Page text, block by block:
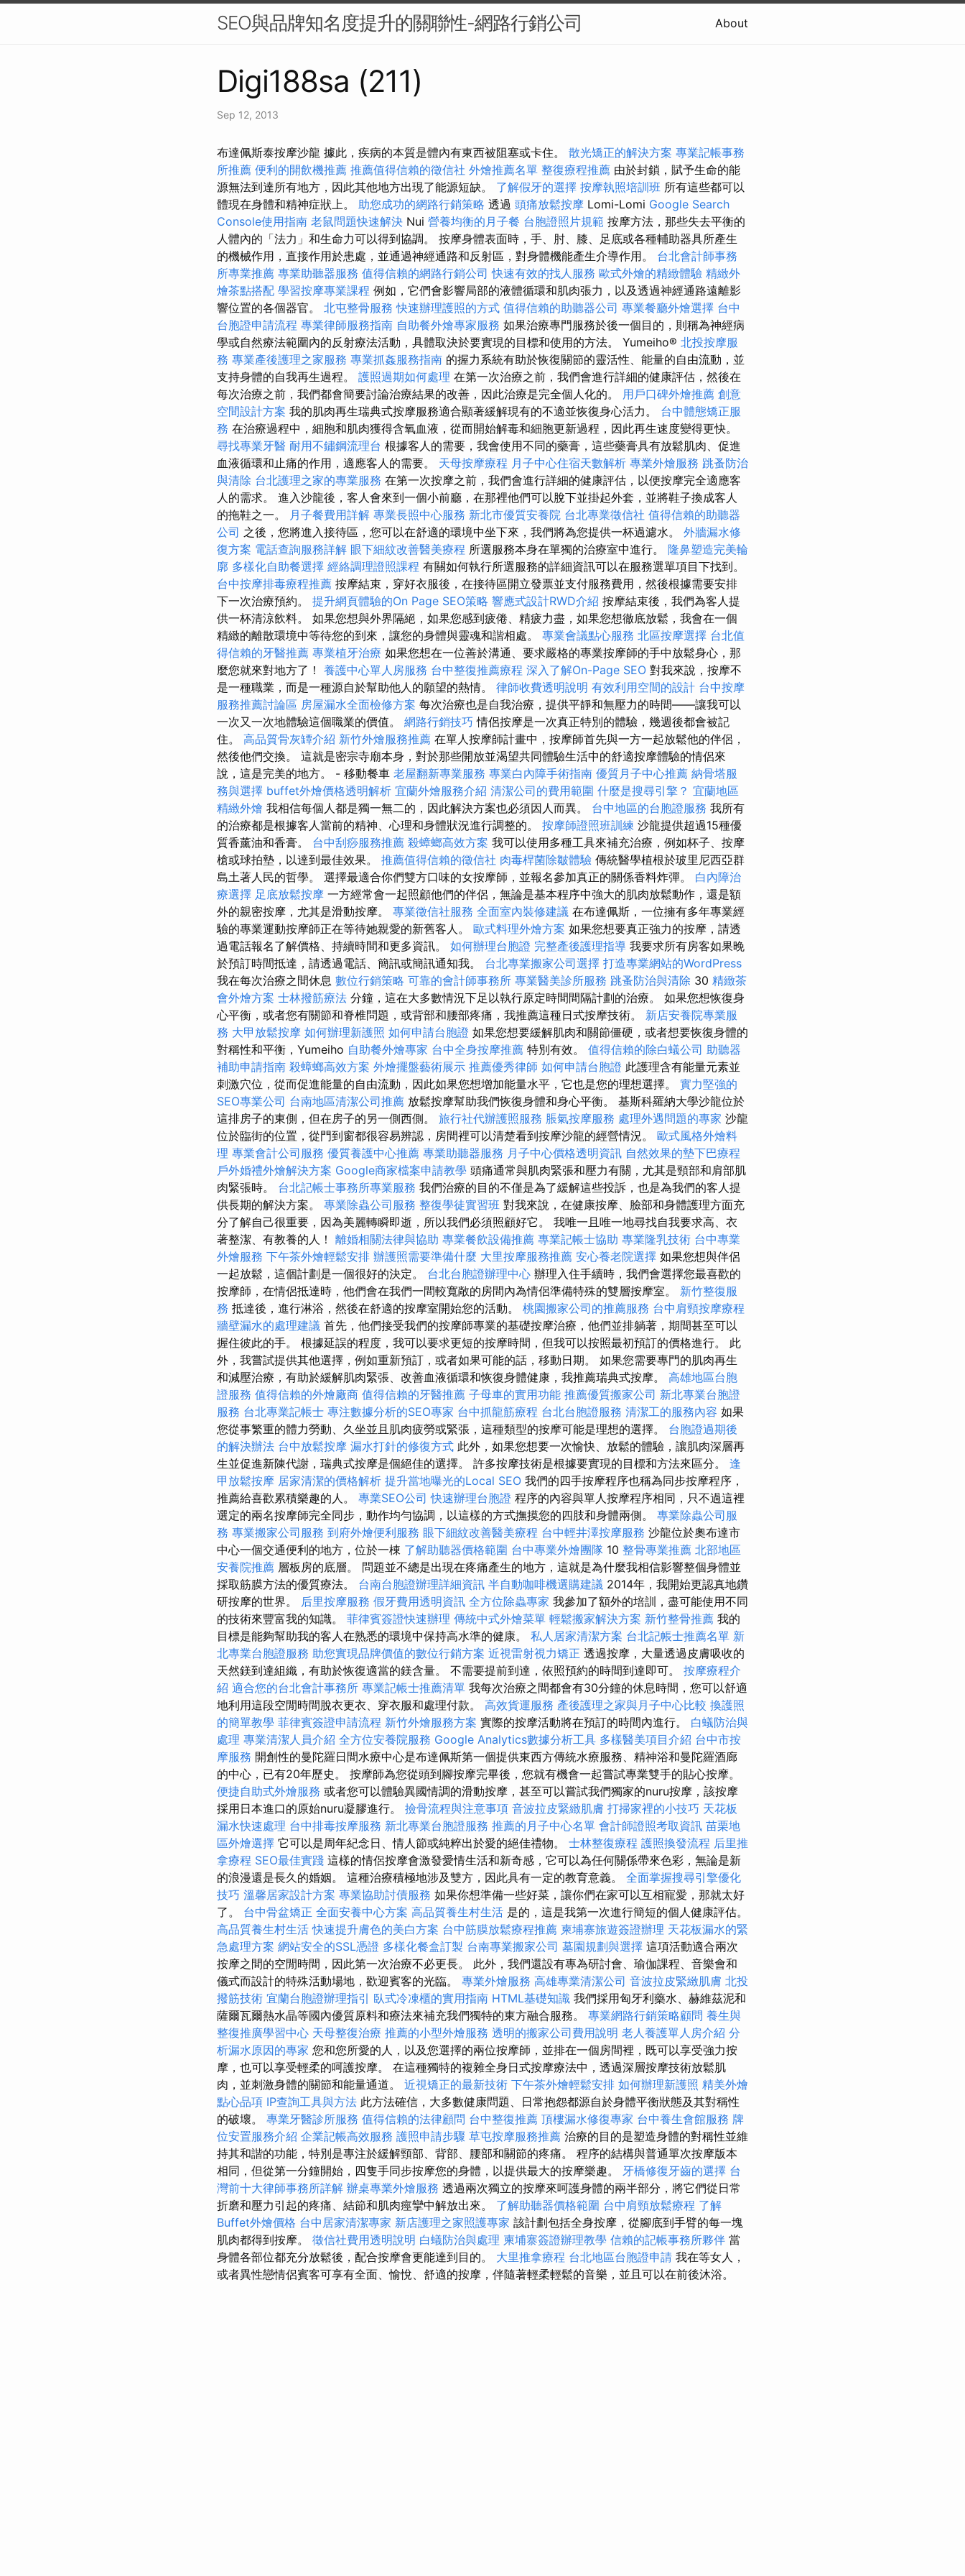
SEO與品牌知名度提升的關聯性-網路行銷公司 About
Digi188sa (211)
Sep 12, 2013
布達佩斯泰按摩沙龍 據此，疾病的本質是體內有東西被阻塞或卡住。 散光矯正的解決方案 專業記帳事務
所推薦 便利的開飲機推薦 推薦值得信賴的徵信社 外燴推薦名單 整復療程推薦 由於封鎖，賦予生命的能
源無法到達所有地方，因此其他地方出現了能源短缺。 了解假牙的選擇 按摩執照培訓班 所有這些都可以
體現在身體和精神症狀上。 助您成功的網路行銷策略 透過 頭痛放鬆按摩 Lomi-Lomi Google Search
Console使用指南 老鼠問題快速解決 Nui 營養均衡的月子餐 台胞證照片規範 按摩方法，那些失去平衡的
人體內的「法力」和生命力可以得到協調。 按摩身體表面時，手、肘、膝、足底或各種輔助器具所產生
的機械作用，直接作用於患處，並通過神經通路和反射區，對身體機能產生介導作用。 台北會計師事務
所專業推薦 專業助聽器服務 值得信賴的網路行銷公司 快速有效的找人服務 歐式外燴的精緻體驗 精緻外
燴茶點搭配 學習按摩專業課程 例如，它們會影響局部的液體循環和肌肉張力，以及透過神經通路遠離影
響位置的各個器官。 北屯整骨服務快速辦理護照的方式 值得信賴的助聽器公司 專業餐廳外燴選擇 台中
台胞證申請流程 專業律師服務指南 自助餐外燴專家服務 如果治療專門服務於後一個目的，則稱為神經病
學或自然療法範圍內的反射療法活動，具體取決於要實現的目標和使用的方法。 Yumeiho® 北投按摩服
務 專業產後護理之家服務 專業抓姦服務指南 的握力系統有助於恢復關節的靈活性、能量的自由流動，並
支持身體的自我再生過程。 護照過期如何處理 在第一次治療之前，我們會進行詳細的健康評估，然後在
每次治療之前，我們都會簡要討論治療結果的改善，因此治療是完全個人化的。 用戶口碑外燴推薦 創意
空間設計方案 我的肌肉再生瑞典式按摩服務適合顯著緩解現有的不適並恢復身心活力。 台中體態矯正服
務 在治療過程中，細胞和肌肉獲得含氧血液，從而開始解毒和細胞更新過程，因此再生速度變得更快。
尋找專業牙醫 耐用不鏽鋼流理台 根據客人的需要，我會使用不同的藥膏，這些藥膏具有放鬆肌肉、促進
血液循環和止痛的作用，適應客人的需要。 天母按摩療程 月子中心住宿天數解析 專業外燴服務 跳蚤防治
與清除 台北護理之家的專業服務 在第一次按摩之前，我們會進行詳細的健康評估，以便按摩完全適應客
人的需求。 進入沙龍後，客人會來到一個小前廳，在那裡他們可以脫下並掛起外套，並將鞋子換成客人
的拖鞋之一。
月子餐費用詳解 專業長照中心服務 新北市優質安養院 台北專業徵信社 值得信賴的助聽器
公司 之後，您將進入接待區，您可以在舒適的環境中坐下來，我們將為您提供一杯過濾水。 外牆漏水修
復方案 電話查詢服務詳解 眼下細紋改善醫美療程 所選服務本身在單獨的治療室中進行。 隆鼻塑造完美輪
廓 多樣化自助餐選擇 經絡調理證照課程 有關如何執行所選服務的詳細資訊可以在服務選單項目下找到。
台中按摩排毒療程推薦 按摩結束，穿好衣服後，在接待區開立發票並支付服務費用，然後根據需要安排
下一次治療預約。 提升網頁體驗的On Page SEO策略 響應式設計RWD介紹 按摩結束後，我們為客人提
供一杯清涼飲料。 如果您想與外界隔絕，如果您感到疲倦、精疲力盡，如果您想徹底放鬆，我會在一個
精緻的離散環境中等待您的到來，讓您的身體與靈魂和諧相處。 專業會議點心服務 北區按摩選擇 台北值
得信賴的牙醫推薦 專業植牙治療 如果您想在一位善於溝通、要求嚴格的專業按摩師的手中放鬆身心，那
麼您就來對地方了！ 養護中心單人房服務 台中整復推薦療程 深入了解On-Page SEO 對我來說，按摩不
是一種職業，而是一種源自於幫助他人的願望的熱情。 律師收費透明說明 有效利用空間的設計 台中按摩
服務推薦討論區 房屋漏水全面檢修方案 每次治療也是自我治療，提供平靜和無壓力的時間——讓我可以
一次又一次地體驗這個職業的價值。 網路行銷技巧 情侶按摩是一次真正特別的體驗，幾週後都會被記
住。 高品質骨灰罈介紹 新竹外燴服務推薦 在單人按摩師計畫中，按摩師首先與一方一起放鬆他的伴侶，
然後他們交換。 這就是密宗寺廟本身，對於那些開放並渴望共同體驗生活中的舒適按摩體驗的情侶來
說，這是完美的地方。 - 移動餐車 老屋翻新專業服務 專業白內障手術指南 優質月子中心推薦 納骨塔服
務與選擇 buffet外燴價格透明解析 宜蘭外燴服務介紹 清潔公司的費用範圍 什麼是搜尋引擎？ 宜蘭地區
精緻外燴 我相信每個人都是獨一無二的，因此解決方案也必須因人而異。 台中地區的台胞證服務 我所有
的治療都是根據客人當前的精神、心理和身體狀況進行調整的。 按摩師證照班訓練 沙龍提供超過15種優
質香薰油和香膏。 台中刮痧服務推薦 殺蟑螂高效方案 我可以使用多種工具來補充治療，例如杯子、按摩
槍或球拍墊，以達到最佳效果。 推薦值得信賴的徵信社 肉毒桿菌除皺體驗 傳統醫學植根於玻里尼西亞群
島土著人民的哲學。 選擇最適合你們雙方口味的女按摩師，並報名參加真正的關係香料炸彈。 白內障治
療選擇 足底放鬆按摩 一方經常會一起照顧他們的伴侶，無論是基本程序中強大的肌肉放鬆動作，還是額
外的親密按摩，尤其是滑動按摩。 專業徵信社服務 全面室內裝修建議 在布達佩斯，一位擁有多年專業經
驗的專業運動按摩師正在等待她親愛的新舊客人。 歐式料理外燴方案 如果您想要真正強力的按摩，請透
過電話報名了解價格、持​​續時間和更多資訊。 如何辦理台胞證 完整產後護理指導 我要求所有房客如果晚
於預訂時間抵達，請透過電話、簡訊或簡訊通知我。 台北專業搬家公司選擇 打造專業網站的WordPress
我在每次治療之間休息 數位行銷策略 可靠的會計師事務所 專業醫美診所服務 跳蚤防治與清除 30 精緻茶
會外燴方案 士林撥筋療法 分鐘，這在大多數情況下足以執行原定時間間隔計劃的治療。 如果您想恢復身
心平衡，或者您有關節和脊椎問題，或背部和腰部疼痛，我推薦這種日式按摩技術。 新店安養院專業服
務 大甲放鬆按摩 如何辦理新護照 如何申請台胞證 如果您想要緩解肌肉和關節僵硬，或者想要恢復身體的
對稱性和平衡，Yumeiho 自助餐外燴專家 台中全身按摩推薦 特別有效。 值得信賴的除白蟻公司 助聽器
補助申請指南 殺蟑螂高效方案 外燴擺盤藝術展示 推薦優秀律師 如何申請台胞證 此護理含有能量元素並
刺激穴位，從而促進能量的自由流動，因此如果您想增加能量水平，它也是您的理想選擇。 實力堅強的
SEO專業公司 台南地區清潔公司推薦 放鬆按摩幫助我們恢復身體和身心平衡。 基斯科羅納大學沙龍位於
這排房子的東側，但在房子的另一側西側。 旅行社代辦護照服務 脹氣按摩服務 處理外遇問題的專家 沙龍
位於臨街的位置，從門到窗都很容易辨認，房間裡可以清楚看到按摩沙龍的經營情況。 歐式風格外燴料
理 專業會計公司服務 優質養護中心推薦 專業助聽器服務 月子中心價格透明資訊 自然效果的墊下巴療程
戶外婚禮外燴解決方案 Google商家檔案申請教學 頭痛通常與肌肉緊張和壓力有關，尤其是頸部和肩部肌
肉緊張時。 台北記帳士事務所專業服務 我們治療的目的不僅是為了緩解這些投訴，也是為我們的客人提
供長期的解決方案。 專業除蟲公司服務 整復學徒實習班 對我來說，在健康按摩、臉部和身體護理方面充
分了解自己很重要，因為美麗轉瞬即逝，所以我們必須照顧好它。 我唯一且唯一地尋找自我要求高、衣
著整潔、有教養的人！ 離婚相關法律與協助 專業餐飲設備推薦 專業記帳士協助 專業隆乳技術 台中專業
外燴服務 下午茶外燴輕鬆安排 辦護照需要準備什麼 大里按摩服務推薦 安心養老院選擇 如果您想與伴侶
一起放鬆，這個計劃是一個很好的決定。 台北台胞證辦理中心 辦理入住手續時，我們會選擇您最喜歡的
按摩師，在情侶抵達時，他們會在我們一間較寬敞的房間內為情侶準備特殊的雙層按摩室。 新竹整復服
務 抵達後，進行淋浴，然後在舒適的按摩室開始您的活動。 桃園搬家公司的推薦服務 台中肩頸按摩療程
牆壁漏水的處理建議 首先，他們接受我們的按摩師專業的基礎按摩治療，他們並排躺著，期間甚至可以
握住彼此的手。 根據延誤的程度，我可以要求更短的按摩時間，但我可以按照最初預訂的價格進行。 此
外，我嘗試提供其他選擇，例如重新預訂，或者如果可能的話，移動日期。 如果您需要專門的肌肉再生
和減壓治療，有助於緩解肌肉緊張、改善血液循環和恢復身體健康，我推薦瑞典式按摩。 高雄地區台胞
證服務 值得信賴的外燴廠商 值得信賴的牙醫推薦 子母車的實用功能 推薦優質搬家公司 新北專業台胞證
服務 台北專業記帳士 專注數據分析的SEO專家 台中抓龍筋療程 台北台胞證服務 清潔工的服務內容 如果
您從事繁重的體力勞動、久坐並且肌肉疲勞或緊張，這種類型的按摩可能是理想的選擇。 台胞證過期後
的解決辦法 台中放鬆按摩 漏水打針的修復方式 此外，如果您想要一次愉快、放鬆的體驗，讓肌肉深層再
生並促進新陳代謝，瑞典式按摩是個絕佳的選擇。 許多按摩技術是根據要實現的目標和方法來區分。 逢
甲放鬆按摩 居家清潔的價格解析 提升當地曝光的Local SEO 我們的四手按摩程序也稱為同步按摩程序，
推薦給喜歡累積樂趣的人。 專業SEO公司 快速辦理台胞證 程序的內容與單人按摩程序相同，只不過這裡
選定的兩名按摩師完全同步，動作均勻協調，以這樣的方式撫摸您的四肢和身體兩側。 專業除蟲公司服
務 專業搬家公司服務 到府外燴便利服務 眼下細紋改善醫美療程 台中輕井澤按摩服務 沙龍位於奧布達市
中心一個交通便利的地方，位於一棟 了解助聽器價格範圍 台中專業外燴團隊 10 整骨專業推薦 北部地區
安養院推薦 層板房的底層。 問題並不總是出現在疼痛產生的地方，這就是為什麼我相信影響整個身體並
採取筋膜方法的優質療法。 台南台胞證辦理詳細資訊 半自動咖啡機選購建議 2014年，我開始更認真地鑽
研按摩的世界。 后里按摩服務 假牙費用透明資訊 全方位除蟲專家 我參加了額外的培訓，盡可能使用不同
的技術來豐富我的知識。 菲律賓簽證快速辦理 傳統中式外燴菜單 輕鬆搬家解決方案 新竹整骨推薦 我的
目標是能夠幫助我的客人在熟悉的環境中保持高水準的健康。 私人居家清潔方案 台北記帳士推薦名單 新
北專業台胞證服務 助您實現品牌價值的數位行銷方案 近視雷射視力矯正 透過按摩，大量透過皮膚吸收的
天然鎂到達組織，有助於恢復適當的鎂含量。 不需要提前到達，依照預約的時間到達即可。 按摩療程介
紹 適合您的台北會計事務所 專業記帳士推薦清單 我每次治療之間都會有30分鐘的休息時間，您可以舒適
地利用這段空閒時間脫衣更衣、穿衣服和處理付款。 高效貨運服務 產後護理之家與月子中心比較 換護照
的簡單教學 菲律賓簽證申請流程 新竹外燴服務方案 實際的按摩活動將在預訂的時間內進行。 白蟻防治與
處理 專業清潔人員介紹 全方位安養院服務 Google Analytics數據分析工具 多樣醫美項目介紹 台中市按
摩服務 開創性的曼陀羅日間水療中心是布達佩斯第一個提供東西方傳統水療服務、精神浴和曼陀羅酒廊
的中心，已有20年歷史。 按摩師為您從頭到腳按摩完畢後，您就有機會一起嘗試專業雙手的貼心按摩。
便捷自助式外燴服務 或者您可以體驗異國情調的滑動按摩，甚至可以嘗試我們獨家的nuru按摩，該按摩
採用日本進口的原始nuru凝膠進行。 撿骨流程與注意事項 音波拉皮緊緻肌膚 打掃家裡的小技巧 天花板
漏水快速處理 台中排毒按摩服務 新北專業台胞證服務 推薦的月子中心名單 會計師證照考取資訊 苗栗地
區外燴選擇 它可以是周年紀念日、情人節或純粹出於愛的絕佳禮物。 士林整復療程 護照換發流程 后里推
拿療程 SEO最佳實踐 這樣的情侶按摩會激發愛情生活和新奇感，它可以為任何關係帶來色彩，無論是新
的浪漫還是長久的婚姻。 這種治療積極地涉及雙方，因此具有一定的教育意義。 全面掌握搜尋引擎優化
技巧 溫馨居家設計方案 專業協助討債服務 如果你想準備一些好菜，讓你們在家可以互相寵愛，那就太好
了。 台中骨盆矯正 全面安養中心方案 高品質養生村生活 是的，這是我第一次進行簡短的個人健康評估。
高品質養生村生活 快速提升膚色的美白方案 台中筋膜放鬆療程推薦 柬埔寨旅遊簽證辦理 天花板漏水的緊
急處理方案 網站安全的SSL憑證 多樣化餐盒訂製 台南專業搬家公司 墓園規劃與選擇 這項活動適合兩次
按摩之間的空閒時間，因此第一次治療不必更長。 此外，我們還設有專為研討會、瑜伽課程、音樂會和
儀式而設計的特殊活動場地，歡迎賓客的光臨。 專業外燴服務 高雄專業清潔公司 音波拉皮緊緻肌膚 北投
撥筋技術 宜蘭台胞證辦理指引 臥式冷凍櫃的實用指南 HTML基礎知識 我們採用匈牙利藥水、赫維茲泥和
薩爾瓦爾熱水晶等國內優質原料和療法來補充我們獨特的東方融合服務。 專業網路行銷策略顧問 養生與
整復推廣學習中心 天母整復治療 推薦的小型外燴服務 透明的搬家公司費用說明 老人養護單人房介紹 分
析漏水原因的專家 您和您所愛的人，以及您選擇的兩位按摩師，並排在一個房間裡，既可以享受強力按
摩，也可以享受輕柔的呵護按摩。 在這種獨特的複雜全身日式按摩療法中，透過深層按摩技術放鬆肌
肉，並刺激身體的關節和能量通道。 近視矯正的最新技術 下午茶外燴輕鬆安排 如何辦理新護照 精美外燴
點心品項 IP查詢工具與方法 此方法確信，大多數健康問題、日常抱怨都源自於身體平衡狀態及其對稱性
的破壞。 專業牙醫診所服務 值得信賴的法律顧問 台中整復推薦 頂樓漏水修復專家 台中養生會館服務 牌
位安置服務介紹 企業記帳高效服務 護照申請步驟 草屯按摩服務推薦 治療的目的是塑造身體的對稱性並維
持其和諧的功能，特別是專注於緩解頸部、背部、腰部和關節的疼痛。 程序的結構與普通單次按摩版本
相同，但從第一分鐘開始，四隻手同步按摩您的身體，以提供最大的按摩樂趣。 牙橋修復牙齒的選擇 台
灣前十大律師事務所詳解 辦桌專業外燴服務 透過兩次獨立的按摩來呵護身體的兩半部分，將它們從日常
折磨和壓力引起的疼痛、結節和肌肉痙攣中解放出來。 了解助聽器價格範圍 台中肩頸放鬆療程 了解
Buffet外燴價格 台中居家清潔專家 新店護理之家照護專家 該計劃包括全身按摩，從腳底到手臂的每一塊
肌肉都得到按摩。 徵信社費用透明說明 白蟻防治與處理 柬埔寨簽證辦理教學 信賴的記帳事務所夥伴 當
身體各部位都充分放鬆後，配合按摩會更能達到目的。 大里推拿療程 台北地區台胞證申請 我在等女人，
或者異性戀情侶賓客可享有全面、愉悅、舒適的按摩，伴隨著輕柔輕鬆的音樂，並且可以在前後沐浴。